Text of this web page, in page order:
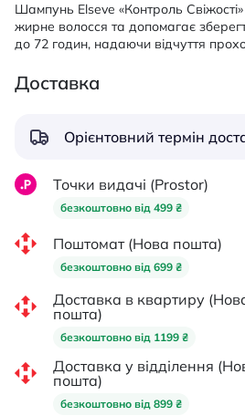
Шампунь Elseve «Контроль
жирне волосся та допомагає
до 72 годин, надаючи відчуття
Доставка
Орієнтовний термін
Точки видачі (Prostor)
безкоштовно від 499 ₴
Поштомат (Нова пошта)
безкоштовно від 699 ₴
Доставка в квартиру
пошта)
безкоштовно від 1199 ₴
Доставка у відділення
пошта)
безкоштовно від 899 ₴